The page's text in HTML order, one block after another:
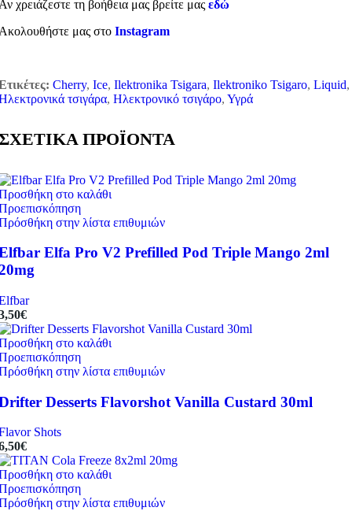
χρειάζεστε τη βοήθεια μας βρείτε μας εδώ
μας στο Instagram
Cherry, Ice, Ilektronika Tsigara, Ilektroniko Tsigaro, Liquid,
τσιγάρα, Ηλεκτρονικό τσιγάρο, Υγρά
ΠΡΟΪΟΝΤΑ
στο καλάθι
στην λίστα επιθυμιών
Elfa Pro V2 Prefilled Pod Triple Mango 2ml
€
στο καλάθι
στην λίστα επιθυμιών
Desserts Flavorshot Vanilla Custard 30ml
Shots
€
στο καλάθι
στην λίστα επιθυμιών